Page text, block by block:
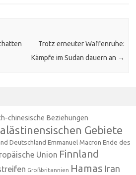
Trotz erneuter Waffenruhe:
Kämpfe im Sudan dauern an →
chinesische Beziehungen
Gebiete
Deutschland Emmanuel Macron Ende des
Union Finnland
Großbritannien Hamas Iran